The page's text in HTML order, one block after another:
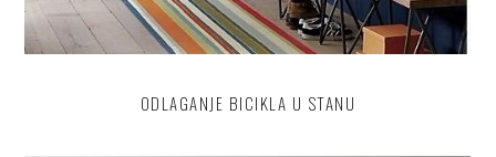
ODLAGANJE BICIKLA U STANU